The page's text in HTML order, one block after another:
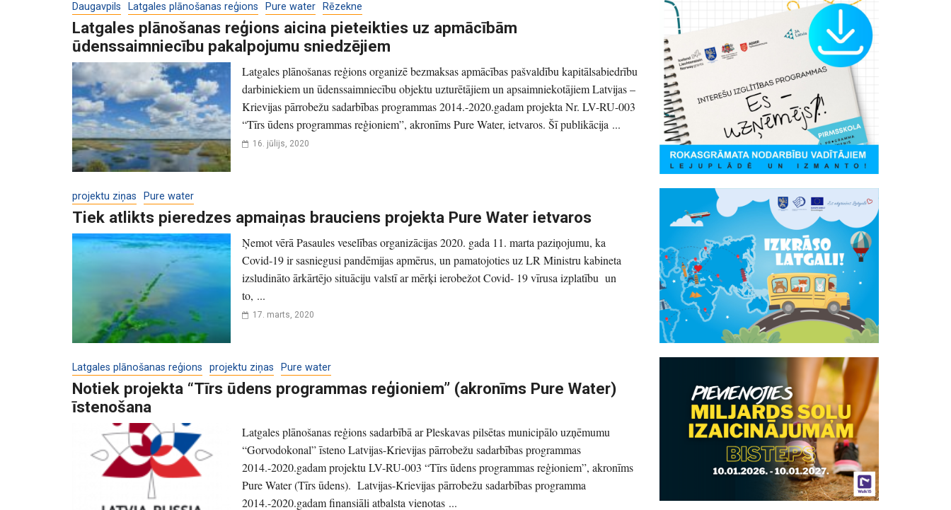
Daugavpils Latgales plānošanas reģions Pure water Rēzekne
Latgales plānošanas reģions aicina pieteikties uz apmācībām
ūdenssaimniecību pakalpojumu sniedzējiem
Latgales plānošanas reģions organizē bezmaksas apmācības pašvaldību kapitālsabiedrību
darbiniekiem un ūdenssaimniecību objektu uzturētājiem un apsaimniekotājiem Latvijas –
Krievijas pārrobežu sadarbības programmas 2014.-2020.gadam projekta Nr. LV-RU-003
“Tīrs ūdens programmas reģioniem”, akronīms Pure Water, ietvaros. Šī publikācija ...
16. jūlijs, 2020
projektu ziņas Pure water
Tiek atlikts pieredzes apmaiņas brauciens projekta Pure Water ietvaros
Ņemot vērā Pasaules veselības organizācijas 2020. gada 11. marta paziņojumu, ka
Covid‑19 ir sasniegusi pandēmijas apmērus, un pamatojoties uz LR Ministru kabineta
izsludināto ārkārtējo situāciju valstī ar mērķi ierobežot Covid- 19 vīrusa izplatību un
to, ...
17. marts, 2020
Latgales plānošanas reģions projektu ziņas Pure water
Notiek projekta “Tīrs ūdens programmas reģioniem” (akronīms Pure Water)
īstenošana
Latgales plānošanas reģions sadarbībā ar Pleskavas pilsētas municipālo uzņēmumu
“Gorvodokonal” īsteno Latvijas-Krievijas pārrobežu sadarbības programmas
2014.-2020.gadam projektu LV-RU-003 “Tīrs ūdens programmas reģioniem”, akronīms
Pure Water (Tīrs ūdens). Latvijas-Krievijas pārrobežu sadarbības programma
2014.-2020.gadam finansiāli atbalsta vienotas ...